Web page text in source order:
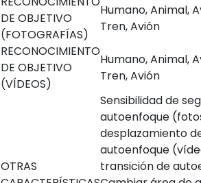
DE OBJETIVO
(FOTOGRAFÍAS)
Humano, Animal,
Tren, Avión
RECONOCIMIENTO
DE OBJETIVO
(VÍDEOS)
Humano, Animal,
Tren, Avión
OTRAS
Sensibilidad de
autoenfoque
desplazamiento
autoenfoque
transición de